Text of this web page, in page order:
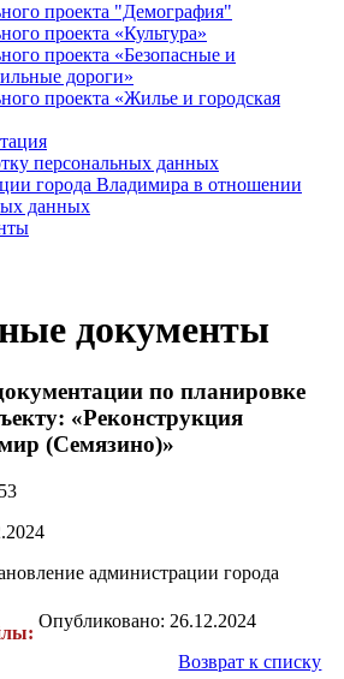
проекта "Демография"
проекта «Культура»
проекта «Безопасные и
дороги»
проекта «Жилье и городская
персональных данных
города Владимира в отношении
данных
документы
по планировке
«Реконструкция
(Семязино)»
администрации города
Опубликовано: 26.12.2024
Возврат к списку